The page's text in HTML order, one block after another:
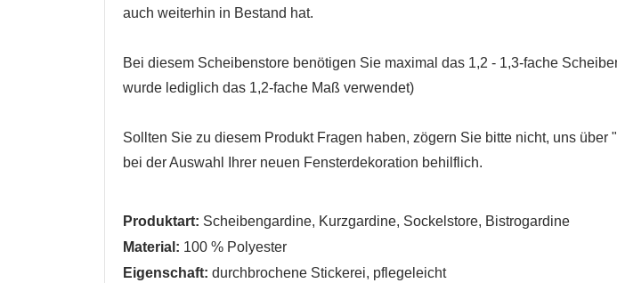
auch weiterhin in Bestand hat.
Bei diesem Scheibenstore benötigen Sie maximal das 1,2 - 1,3-fache
wurde lediglich das 1,2-fache Maß verwendet)
Sollten Sie zu diesem Produkt Fragen haben, zögern Sie bitte nicht, uns
bei der Auswahl Ihrer neuen Fensterdekoration behilflich.
Produktart: Scheibengardine, Kurzgardine, Sockelstore, Bistrogardine
Material: 100 % Polyester
Eigenschaft: durchbrochene Stickerei, pflegeleicht
ANMELDEN
können.